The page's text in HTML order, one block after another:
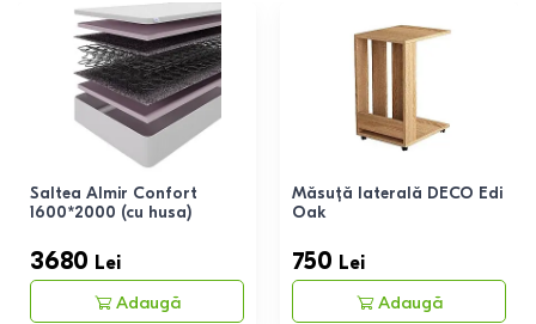
Saltea Almir Confort
1600*2000 (cu husa)
3680 Lei
Adaugă
Măsuță laterală DECO Edi
Oak
750 Lei
Adaugă